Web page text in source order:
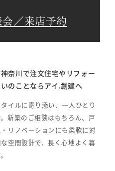
／来店予約
奈川で注文住宅やリフォー
のことならアイ.創建へ
イルに寄り添い、一人ひとり
新築のご相談はもちろん、戸
リノベーションにも柔軟に対
空間設計で、長く心地よく暮